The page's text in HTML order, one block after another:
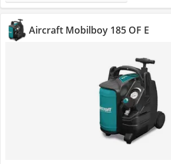
Aircraft Mobilboy 185 OF E